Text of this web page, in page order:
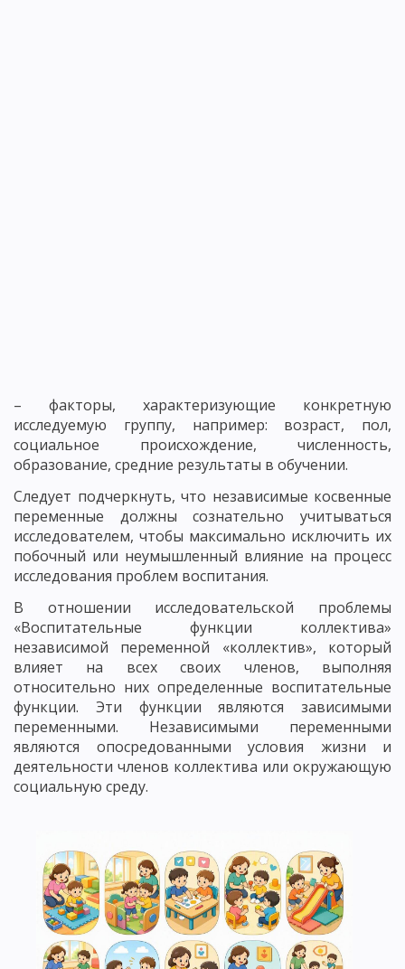
– факторы, характеризующие конкретную
исследуемую группу, например: возраст, пол,
социальное происхождение, численность,
образование, средние результаты в обучении.
Следует подчеркнуть, что независимые косвенные
переменные должны сознательно учитываться
исследователем, чтобы максимально исключить их
побочный или неумышленный влияние на процесс
исследования проблем воспитания.
В отношении исследовательской проблемы
«Воспитательные функции коллектива»
независимой переменной «коллектив», который
влияет на всех своих членов, выполняя
относительно них определенные воспитательные
функции. Эти функции являются зависимыми
переменными. Независимыми переменными
являются опосредованными условия жизни и
деятельности членов коллектива или окружающую
социальную среду.